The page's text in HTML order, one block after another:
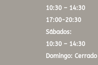
10:30 – 14:30
17:00-20:30
Sábados:
10:30 – 14:30
Domingo: Cerrado